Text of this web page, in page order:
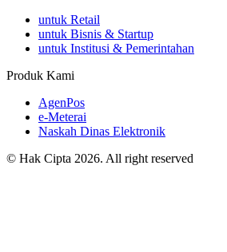
untuk Retail
untuk Bisnis & Startup
untuk Institusi & Pemerintahan
Produk Kami
AgenPos
e-Meterai
Naskah Dinas Elektronik
© Hak Cipta 2026. All right reserved